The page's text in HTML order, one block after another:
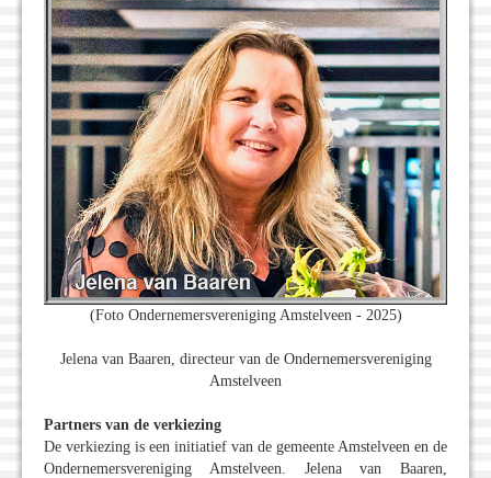
(Foto Ondernemersvereniging Amstelveen - 2025)
Jelena van Baaren, directeur van de Ondernemersvereniging
Amstelveen
Partners van de verkiezing
De verkiezing is een initiatief van de gemeente Amstelveen en de
Ondernemersvereniging Amstelveen. Jelena van Baaren,